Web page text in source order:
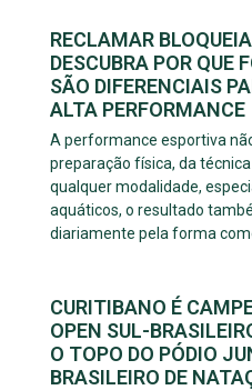
RECLAMAR
DESCUBRA POR QUE
SÃO DIFERENCIAIS
ALTA PERFORMANCE
A performance esportiva
preparação física, da
qualquer modalidade,
aquáticos, o resultado
diariamente pela forma
CURITIBANO É
OPEN SUL-
O TOPO DO PÓDIO
BRASILEIRO DE